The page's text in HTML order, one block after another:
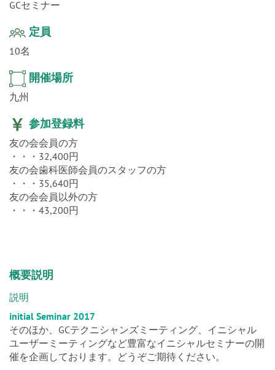
GCセミナー
定員
10名
開催場所
九州
参加登録料
友の会会員の方
・・・32,400円
友の会歯科医師会員のスタッフの方
・・・35,640円
友の会会員以外の方
・・・43,200円
概要説明
説明
initial Seminar 2017
そのほか、GCテクニシャンズミーティング、イニシャル
ユーザーミーティングなど豊富なイニシャルセミナーの開
催を企画しております。どうぞご期待ください。